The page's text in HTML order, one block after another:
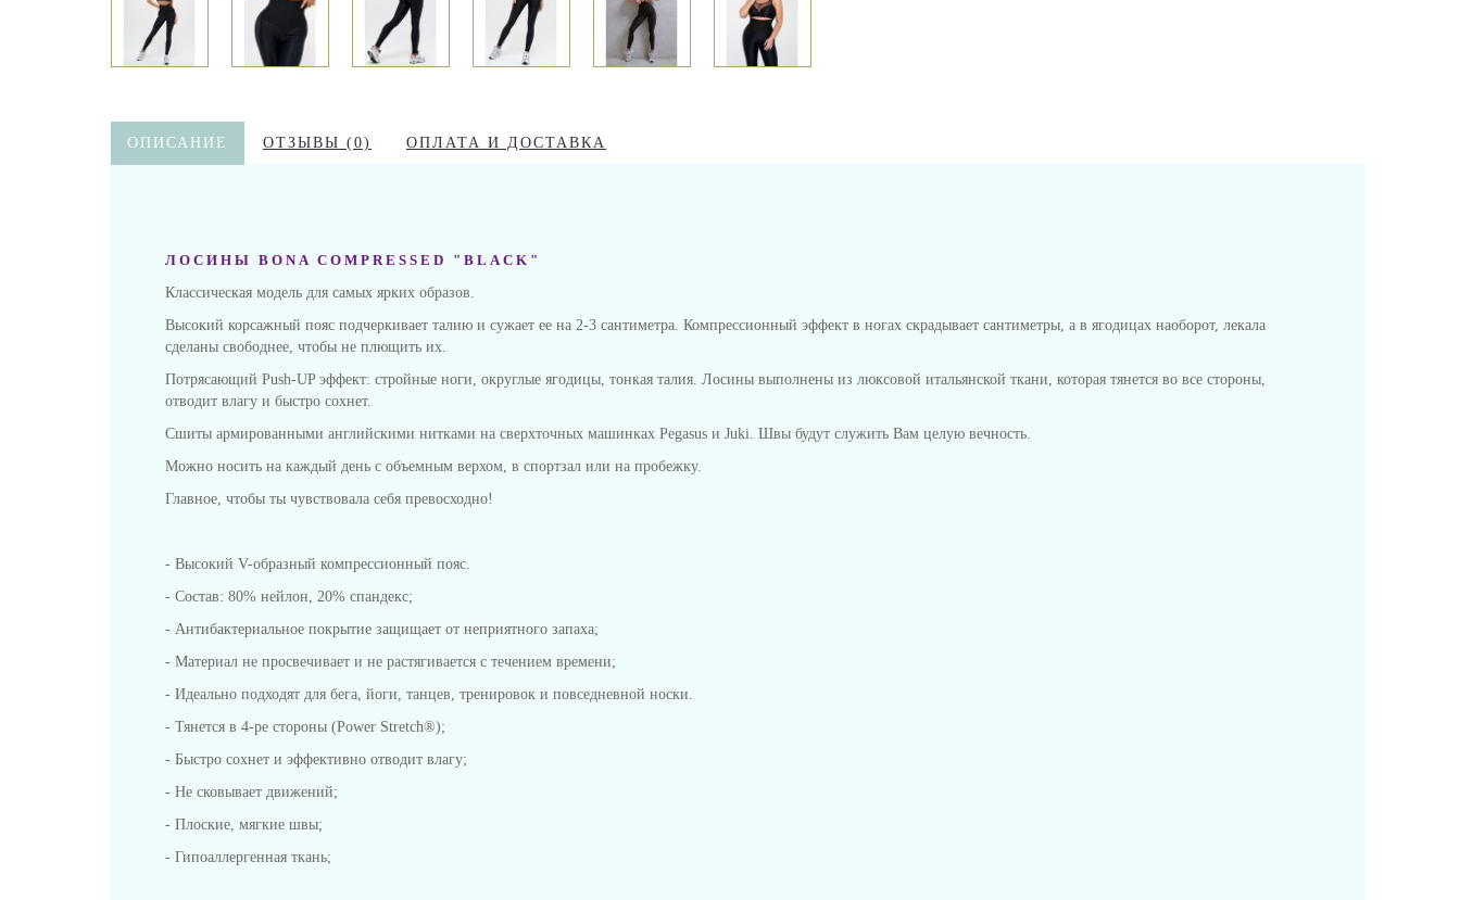
ОПИСАНИЕ ОТЗЫВЫ (0) ОПЛАТА И ДОСТАВКА
ЛОСИНЫ BONA COMPRESSED "BLACK"
Классическая модель для самых ярких образов.
Высокий корсажный пояс подчеркивает талию и сужает ее на 2-3 сантиметра. Компрессионный эффект в ногах скрадывает сантиметры, а в ягодицах наоборот, лекала
сделаны свободнее, чтобы не плющить их.
Потрясающий Push-UP эффект: стройные ноги, округлые ягодицы, тонкая талия. Лосины выполнены из люксовой итальянской ткани, которая тянется во все стороны,
отводит влагу и быстро сохнет.
Сшиты армированными английскими нитками на сверхточных машинках Pegasus и Juki. Швы будут служить Вам целую вечность.
Можно носить на каждый день с объемным верхом, в спортзал или на пробежку.
Главное, чтобы ты чувствовала себя превосходно!
- Высокий V-образный компрессионный пояс.
- Состав: 80% нейлон, 20% спандекс;
- Антибактериальное покрытие защищает от неприятного запаха;
- Материал не просвечивает и не растягивается с течением времени;
- Идеально подходят для бега, йоги, танцев, тренировок и повседневной носки.
- Тянется в 4-ре стороны (Power Stretch®);
- Быстро сохнет и эффективно отводит влагу;
- Не сковывает движений;
- Плоские, мягкие швы;
- Гипоаллергенная ткань;